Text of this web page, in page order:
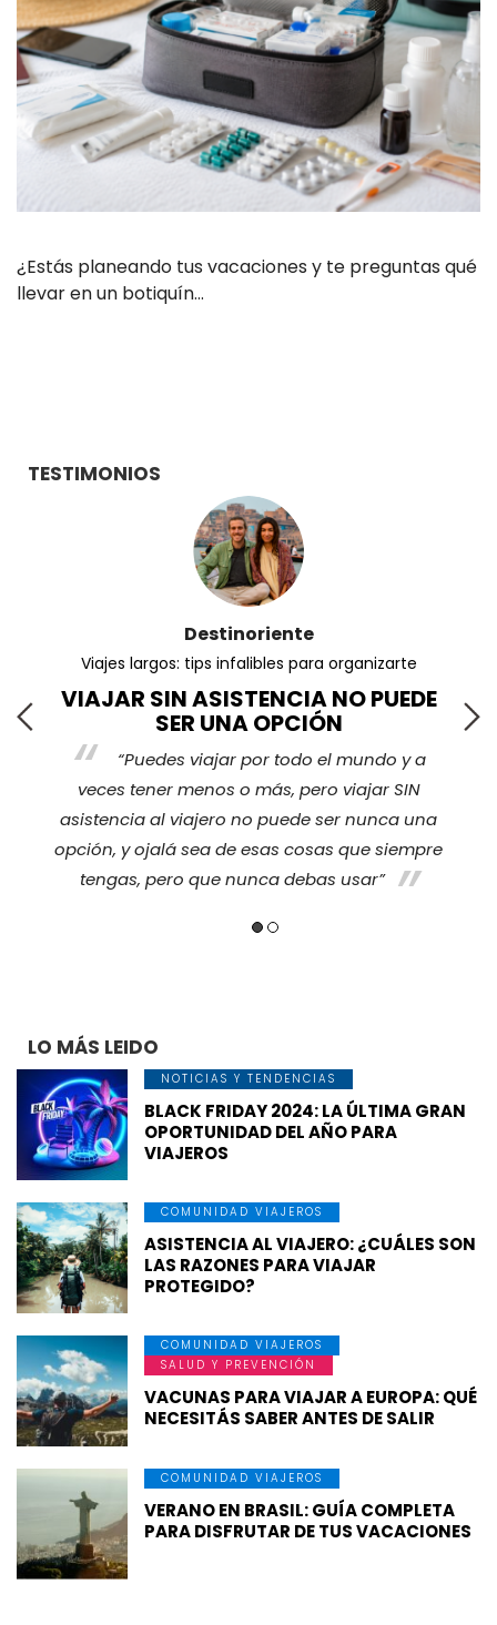
¿Estás planeando tus vacaciones y te preguntas qué
llevar en un botiquín…
TESTIMONIOS
Destinoriente
Viajes largos: tips infalibles para organizarte
VIAJAR SIN ASISTENCIA NO PUEDE
SER UNA OPCIÓN
“Puedes viajar por todo el mundo y a
veces tener menos o más, pero viajar SIN
asistencia al viajero no puede ser nunca una
opción, y ojalá sea de esas cosas que siempre
tengas, pero que nunca debas usar”
LO MÁS LEIDO
NOTICIAS Y TENDENCIAS
BLACK FRIDAY 2024: LA ÚLTIMA GRAN
OPORTUNIDAD DEL AÑO PARA
VIAJEROS
COMUNIDAD VIAJEROS
ASISTENCIA AL VIAJERO: ¿CUÁLES SON
LAS RAZONES PARA VIAJAR
PROTEGIDO?
COMUNIDAD VIAJEROS
SALUD Y PREVENCIÓN
VACUNAS PARA VIAJAR A EUROPA: QUÉ
NECESITÁS SABER ANTES DE SALIR
COMUNIDAD VIAJEROS
VERANO EN BRASIL: GUÍA COMPLETA
PARA DISFRUTAR DE TUS VACACIONES